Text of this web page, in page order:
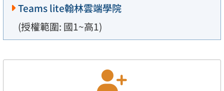
Teams lite翰林雲端學院
(授權範圍: 國1~高1)